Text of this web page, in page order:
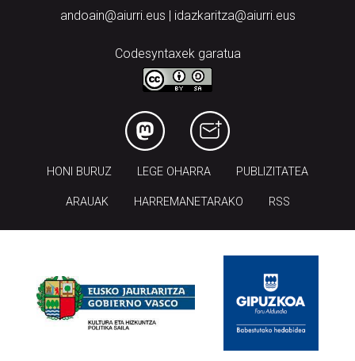
andoain@aiurri.eus | idazkaritza@aiurri.eus
Codesyntaxek garatua
HONI BURUZ LEGE OHARRA PUBLIZITATEA
ARAUAK HARREMANETARAKO RSS